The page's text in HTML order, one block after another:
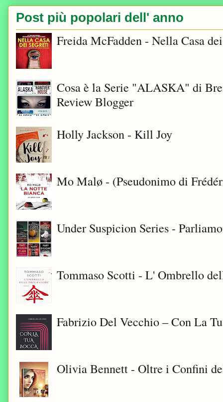
Post più popolari dell' anno
Freida McFadden - Nella Casa
Cosa è la Serie "ALASKA" di
Review Blogger
Holly Jackson - Kill Joy
Mo Malø - (Pseudonimo di
Under Suspicion Series -
Tommaso Scotti - L' Ombrello
Fabrizio Del Vecchio – Con La
Olivia Bennett - Oltre i Confini